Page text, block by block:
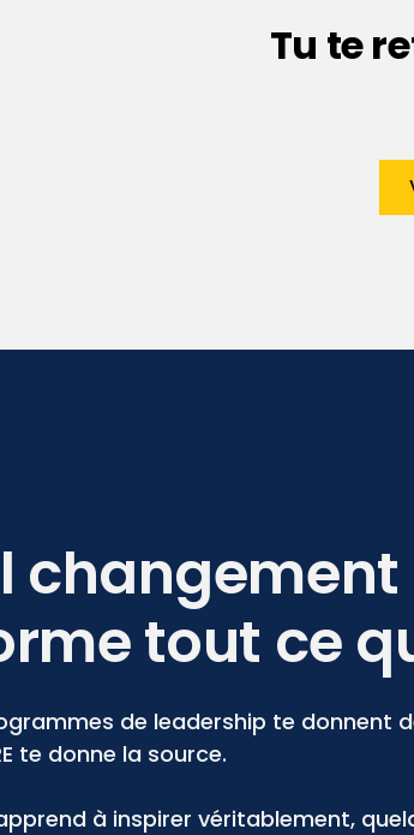
Tu te
changement
tout ce
de leadership te donnent
te donne la source.
à inspirer véritablement,